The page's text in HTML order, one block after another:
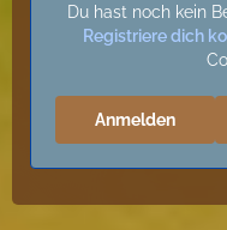
Du hast noch kein
Registriere dich
Anmelden